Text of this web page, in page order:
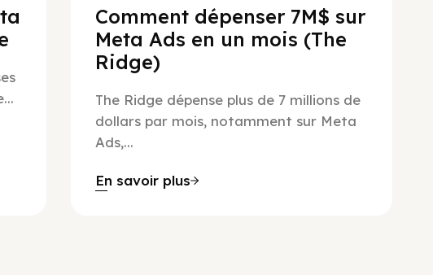
Comment dépenser 7M$ sur
Meta Ads en un mois (The
Ridge)
The Ridge dépense plus de 7 millions de
dollars par mois, notamment sur Meta
Ads,...
En savoir plus